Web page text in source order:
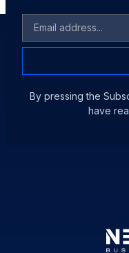
By pressing the
have